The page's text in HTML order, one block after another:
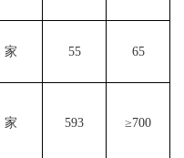
家 55 65
家 593 ≥700